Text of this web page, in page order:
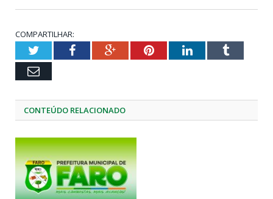
COMPARTILHAR:
TwitterFacebookGoogle+PinterestLinkedInTumblr
Email
CONTEÚDO RELACIONADO